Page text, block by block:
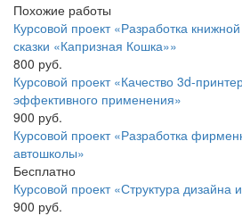
Похожие работы
Курсовой проект «Разработка
сказки «Капризная Кошка»»
800 руб.
Курсовой проект «Качество 3d-
эффективного применения»
900 руб.
Курсовой проект «Разработка
автошколы»
Бесплатно
Курсовой проект «Структура дизайна
900 руб.